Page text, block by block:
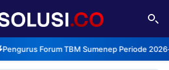
Pengurus Forum TBM Sumenep Periode
TENTANG
IKLAN